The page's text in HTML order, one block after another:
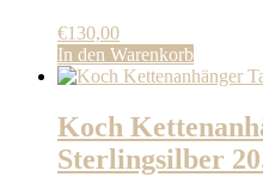
€130,00
In den Warenkorb
Koch
Sterlingsilber